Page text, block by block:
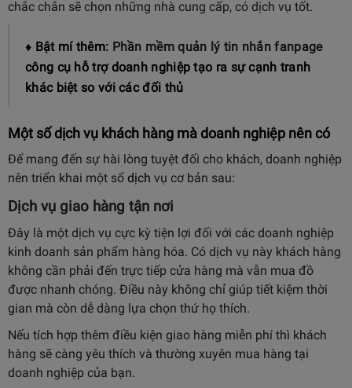
chắc chắn sẽ chọn những nhà cung cấp, có dịch vụ tốt.
♦ Bật mí thêm: Phần mềm quản lý tin nhắn fanpage
công cụ hỗ trợ doanh nghiệp tạo ra sự cạnh tranh
khác biệt so với các đối thủ
Một số dịch vụ khách hàng mà doanh nghiệp nên có
Để mang đến sự hài lòng tuyệt đối cho khách, doanh nghiệp
nên triển khai một số dịch vụ cơ bản sau:
Dịch vụ giao hàng tận nơi
Đây là một dịch vụ cực kỳ tiện lợi đối với các doanh nghiệp
kinh doanh sản phẩm hàng hóa. Có dịch vụ này khách hàng
không cần phải đến trực tiếp cửa hàng mà vẫn mua đồ
được nhanh chóng. Điều này không chỉ giúp tiết kiệm thời
gian mà còn dễ dàng lựa chọn thứ họ thích.
Nếu tích hợp thêm điều kiện giao hàng miễn phí thì khách
hàng sẽ càng yêu thích và thường xuyên mua hàng tại
doanh nghiệp của bạn.